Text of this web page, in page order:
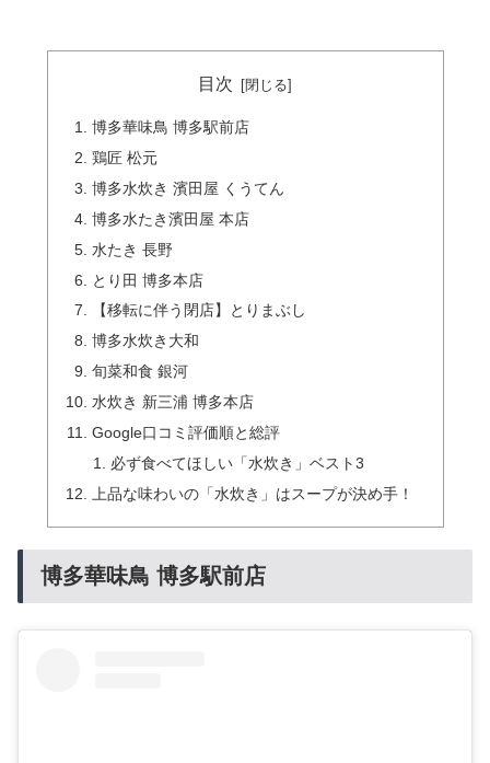
目次
博多華味鳥 博多駅前店
鶏匠 松元
博多水炊き 濱田屋 くうてん
博多水たき濱田屋 本店
水たき 長野
とり田 博多本店
【移転に伴う閉店】とりまぶし
博多水炊き大和
旬菜和食 銀河
水炊き 新三浦 博多本店
Google口コミ評価順と総評
必ず食べてほしい「水炊き」ベスト3
上品な味わいの「水炊き」はスープが決め手！
博多華味鳥 博多駅前店